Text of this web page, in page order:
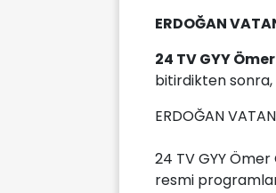
ERDOĞAN
24 TV GYY
bitirdikten sonra,
ERDOĞAN
24 TV GYY Ömer
resmi